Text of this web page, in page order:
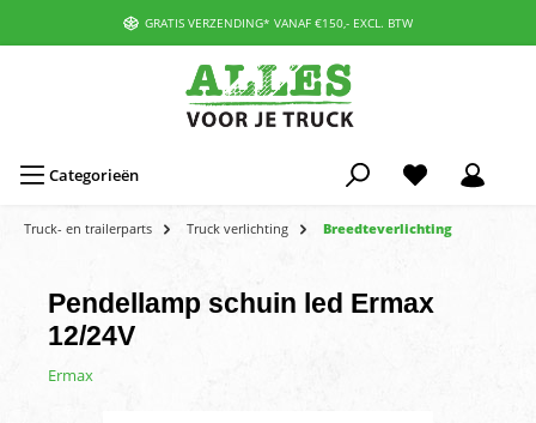
GRATIS VERZENDING* VANAF €150,- EXCL. BTW
Categorieën
Truck- en trailerparts Truck verlichting Breedteverlichting
Pendellamp schuin led Ermax
12/24V
Ermax